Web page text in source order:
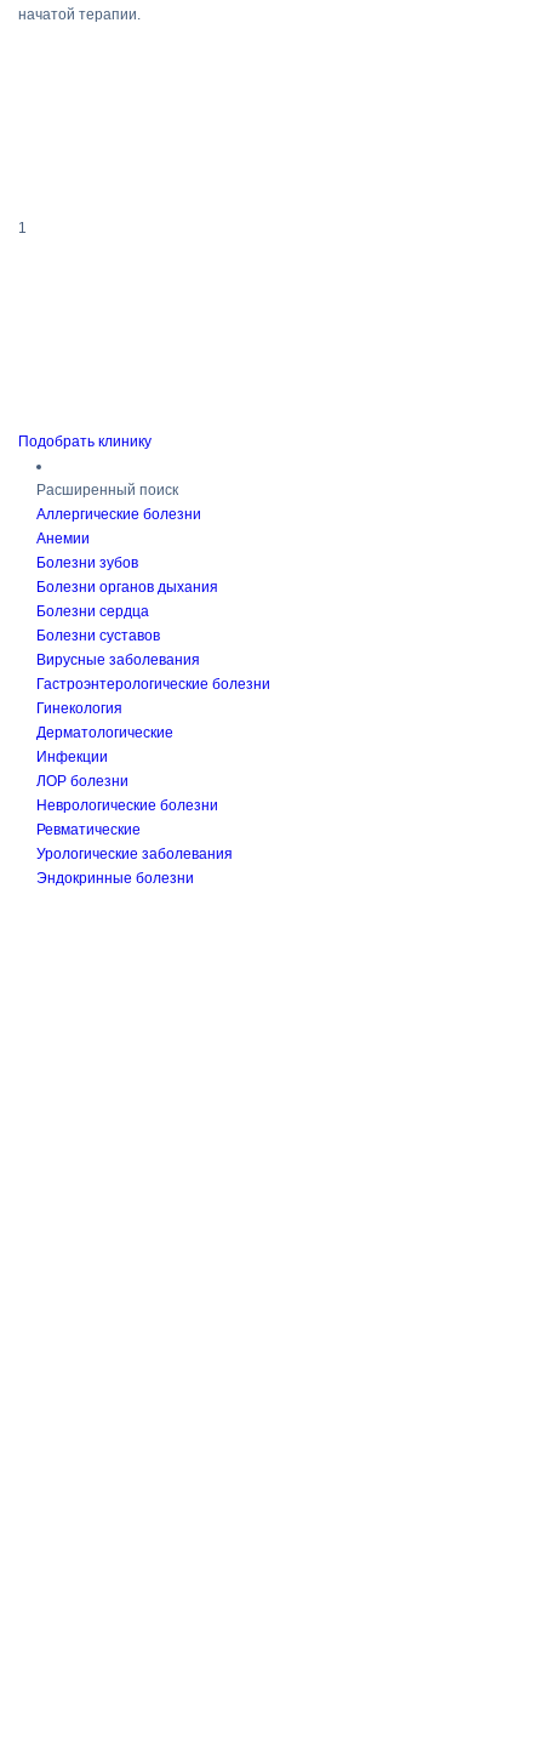
начатой терапии.
1
Подобрать клинику
Расширенный поиск
Аллергические болезни
Анемии
Болезни зубов
Болезни органов дыхания
Болезни сердца
Болезни суставов
Вирусные заболевания
Гастроэнтерологические болезни
Гинекология
Дерматологические
Инфекции
ЛОР болезни
Неврологические болезни
Ревматические
Урологические заболевания
Эндокринные болезни